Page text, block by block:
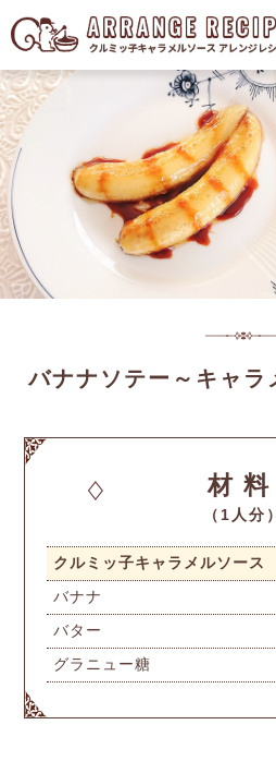
バナナソテー～キャラ
材料
（1人分）
クルミッ子キャラメルソース
バナナ
バター
グラニュー糖